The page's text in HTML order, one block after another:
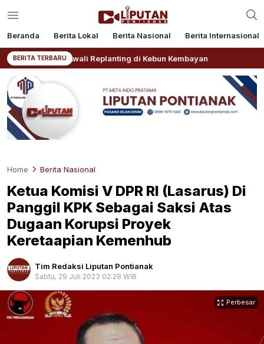
Beranda Berita Lokal Berita Nasional Berita Internasional
BERITA TERBARU
Replanting di Kebun Kembayan AKBP Rensa
Home Berita Nasional
Ketua Komisi V DPR RI (Lasarus) Di
Panggil KPK Sebagai Saksi Atas
Dugaan Korupsi Proyek
Keretaapian Kemenhub
Tim Redaksi Liputan Pontianak
Sabtu, 29 Juli 2023 02:28 WIB
Perbesar